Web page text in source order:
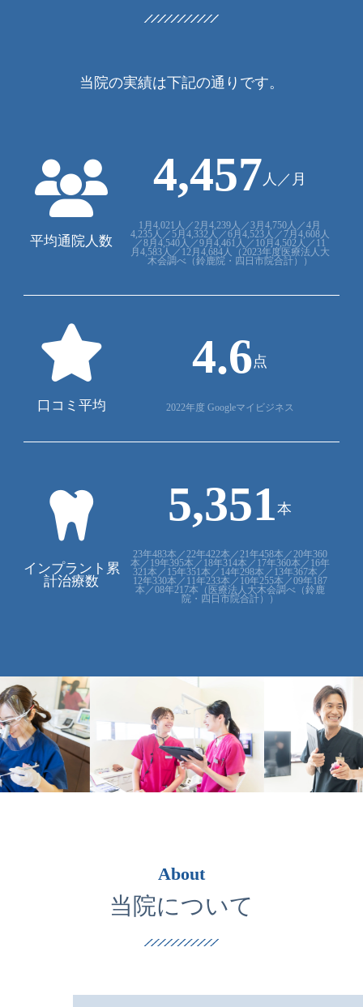
当院の実績は下記の通りです。
平均通院人数
4,457人／月
1月4,021人／2月4,239人／3月4,750人／4月
4,235人／5月4,332人／6月4,523人／7月4,608人
／8月4,540人／9月4,461人／10月4,502人／11
月4,583人／12月4,684人（2023年度医療法人大
木会調べ（鈴鹿院・四日市院合計））
口コミ平均
4.6点
2022年度 Googleマイビジネス
インプラント累
計治療数
5,351本
23年483本／22年422本／21年458本／20年360
本／19年395本／18年314本／17年360本／16年
321本／15年351本／14年298本／13年367本／
12年330本／11年233本／10年255本／09年187
本／08年217本（医療法人大木会調べ（鈴鹿
院・四日市院合計））
当院について
About